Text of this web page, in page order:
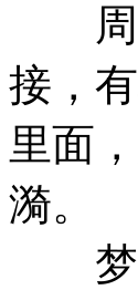
周
接，
里面
漪。
梦凌